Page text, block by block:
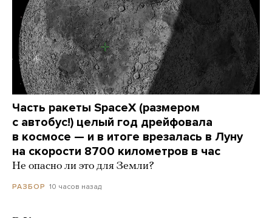
Часть ракеты SpaceX (размером
с автобус!) целый год дрейфовала
в космосе — и в итоге врезалась в Луну
на скорости 8700 километров в час
Не опасно ли это для Земли?
РАЗБОР 10 часов назад